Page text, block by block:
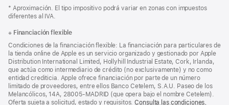
a
de
página
al
pie
* Aproximación. El tipo impositivo podrá variar en zonas con impuestos
diferentes al IVA.
※ Financiación flexible
Condiciones de la financiación flexible: La financiación para particulares de
la tienda online de Apple es un servicio organizado y gestionado por Apple
Distribution International Limited, Hollyhill Industrial Estate, Cork, Irlanda,
que actúa como intermediario de crédito (no exclusivamente) y no como
entidad crediticia. Apple ofrece financiación por parte de un número
limitado de proveedores, entre ellos Banco Cetelem, S.A.U. Paseo de los
Melancólicos, 14A, 28005-MADRID (que opera bajo el nombre Cetelem).
Oferta sujeta a solicitud, estado y requisitos.Consulta las condiciones.